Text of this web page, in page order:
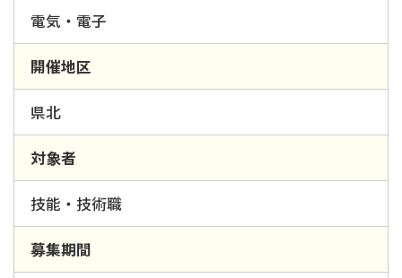
電気・電子
開催地区
県北
対象者
技能・技術職
募集期間